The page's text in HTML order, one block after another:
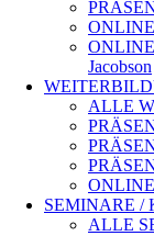
ONLINE
ONLINE
Jacobson
ALLE
ONLINE
SEMINARE /
ALLE